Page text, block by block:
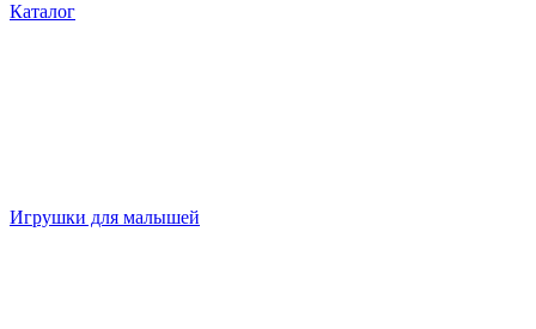
Каталог
Игрушки для малышей